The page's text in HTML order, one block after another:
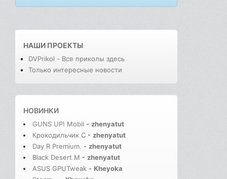
НАШИ ПРОЕКТЫ
DVPrikol - Все приколы здесь
Только интересные новости
НОВИНКИ
GUNS UP! Mobil - zhenyatut
Крокодильчик С - zhenyatut
Day R Premium. - zhenyatut
Black Desert M - zhenyatut
ASUS GPUTweak - Kheyoka